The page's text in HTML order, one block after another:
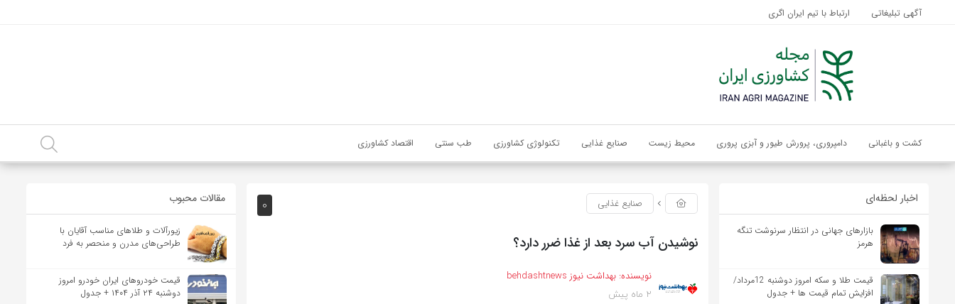
آگهی تبلیغاتی ارتباط با تیم ایران اگری
کشت و باغبانی دامپروری، پرورش طیور و آبزی پروری محیط زیست صنایع غذایی تکنولوژی کشاورزی طب سنتی اقتصاد کشاورزی
اخبار لحظه‌ای
بازارهای جهانی در انتظار سرنوشت تنگه
هرمز
قیمت طلا و سکه امروز دوشنبه 12مرداد/
افزایش تمام قیمت ها + جدول
0 صنایع غذایی
نوشیدن آب سرد بعد از غذا ضرر دارد؟
نویسنده: بهداشت نیوز behdashtnews
2 ماه پیش
مقالات محبوب
زیورآلات و طلاهای مناسب آقایان با
طراحی‌های مدرن و منحصر به فرد
قیمت خودرو‌های ایران خودرو امروز
دوشنبه ۲۴ آذر ۱۴۰۴ + جدول